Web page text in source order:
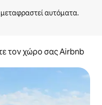
τον χώρο σας Airbnb